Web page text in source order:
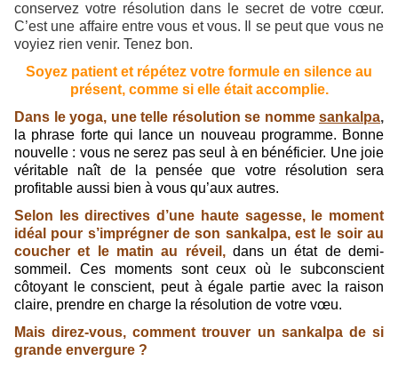
conservez votre résolution dans le secret de votre cœur.
C’est une affaire entre vous et vous. Il se peut que vous ne
voyiez rien venir. Tenez bon.
Soyez patient et répétez votre formule en silence au
présent, comme si elle était accomplie.
Dans le yoga, une telle résolution se nomme sankalpa,
la phrase forte qui lance un nouveau programme. Bonne
nouvelle : vous ne serez pas seul à en bénéficier. Une joie
véritable naît de la pensée que votre résolution sera
profitable aussi bien à vous qu’aux autres.
Selon les directives d’une haute sagesse, le moment
idéal pour s’imprégner de son sankalpa, est le soir au
coucher et le matin au réveil, dans un état de demi-
sommeil. Ces moments sont ceux où le subconscient
côtoyant le conscient, peut à égale partie avec la raison
claire, prendre en charge la résolution de votre vœu.
Mais direz-vous, comment trouver un sankalpa de si
grande envergure ?